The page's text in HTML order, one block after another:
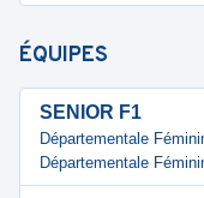
ÉQUIPES
SENIOR F1
Départementale
Départementale